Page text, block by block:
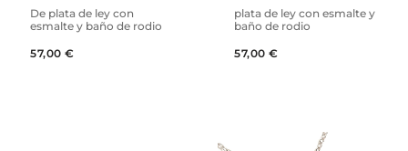
De plata de ley con
esmalte y baño de rodio
57,00 €
plata de ley con esmalte y
baño de rodio
57,00 €